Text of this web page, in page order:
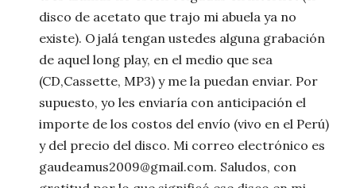
disco de acetato que trajo mi abuela ya no
existe). Ojalá tengan ustedes alguna grabación
de aquel long play, en el medio que sea
(CD,Cassette, MP3) y me la puedan enviar. Por
supuesto, yo les enviaría con anticipación el
importe de los costos del envío (vivo en el Perú)
y del precio del disco. Mi correo electrónico es
gaudeamus2009@gmail.com. Saludos, con